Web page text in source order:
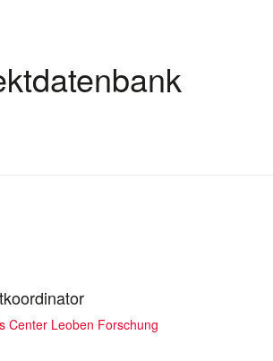
Center Leoben Forschung